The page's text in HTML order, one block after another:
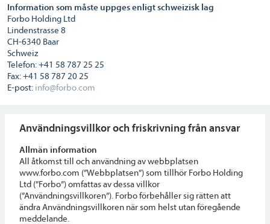
Information som måste uppges enligt schweizisk lag
Forbo Holding Ltd
Lindenstrasse 8
CH-6340 Baar
Schweiz
Telefon: +41 58 787 25 25
Fax: +41 58 787 20 25
E-post: info@forbo.com
Användningsvillkor och friskrivning från ansvar
Allmän information
All åtkomst till och användning av webbplatsen
www.forbo.com (”Webbplatsen”) som tillhör Forbo Holding
Ltd (”Forbo”) omfattas av dessa villkor
(”Användningsvillkoren”). Forbo förbehåller sig rätten att
ändra Användningsvillkoren när som helst utan föregående
meddelande.